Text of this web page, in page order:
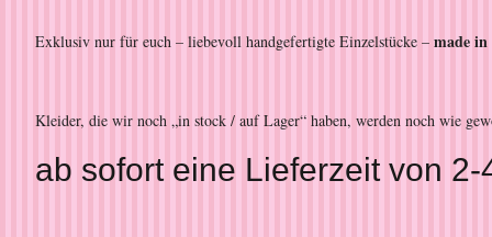
Exklusiv nur für euch – liebevoll handgefertigte Einzelstücke – made
Kleider, die wir noch „in stock / auf Lager“ haben, werden noch wie
ab sofort eine Lieferzeit von